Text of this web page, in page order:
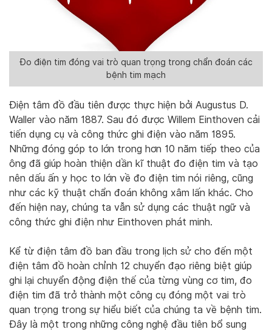
Đo điện tim đóng vai trò quan trọng trong chẩn đoán các
bệnh tim mạch
Điện tâm đồ đầu tiên được thực hiện bởi Augustus D.
Waller vào năm 1887. Sau đó được Willem Einthoven cải
tiến dụng cụ và công thức ghi điện vào năm 1895.
Những đóng góp to lớn trong hơn 10 năm tiếp theo của
ông đã giúp hoàn thiện dần kĩ thuật đo điện tim và tạo
nên dấu ấn y học to lớn về đo điện tim nói riêng, cũng
như các kỹ thuật chẩn đoán không xâm lấn khác. Cho
đến hiện nay, chúng ta vẫn sử dụng các thuật ngữ và
công thức ghi điện như Einthoven phát minh.
Kể từ điện tâm đồ ban đầu trong lịch sử cho đến một
điện tâm đồ hoàn chỉnh 12 chuyển đạo riêng biệt giúp
ghi lại chuyển động điện thế của từng vùng cơ tim, đo
điện tim đã trở thành một công cụ đóng một vai trò
quan trọng trong sự hiểu biết của chúng ta về bệnh tim.
Đây là một trong những công nghệ đầu tiên bổ sung